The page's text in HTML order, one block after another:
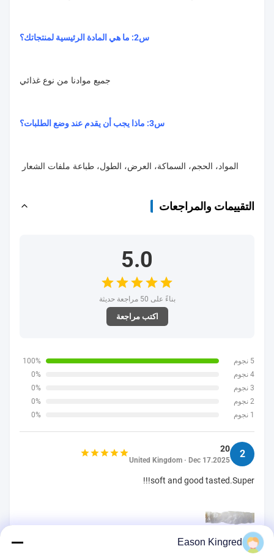
س2: ما هي المادة الرئيسية لمنتجاتك؟
جميع موادنا من نوع غذائي
س3: ماذا يجب أن يقدم عند وضع الطلبات؟
المواد، الحجم، السماكة، العرض، الطول، طباعة ملفات الشعار
التقييمات والمراجعات
5.0
بناءً على 50 مراجعة حديثة
اكتب مراجعة
5 نجوم
100%
4 نجوم
0%
3 نجوم
0%
2 نجوم
0%
1 نجوم
0%
2
20
United Kingdom · Dec 17.2025
soft and good tasted.Super!!!
Eason Kingred